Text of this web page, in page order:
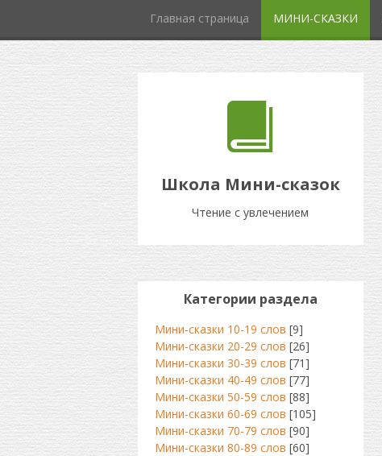
Главная страница МИНИ-СКАЗКИ
Школа Мини-сказок
Чтение с увлечением
Категории раздела
Мини-сказки 10-19 слов [9]
Мини-сказки 20-29 слов [26]
Мини-сказки 30-39 слов [71]
Мини-сказки 40-49 слов [77]
Мини-сказки 50-59 слов [88]
Мини-сказки 60-69 слов [105]
Мини-сказки 70-79 слов [90]
Мини-сказки 80-89 слов [60]